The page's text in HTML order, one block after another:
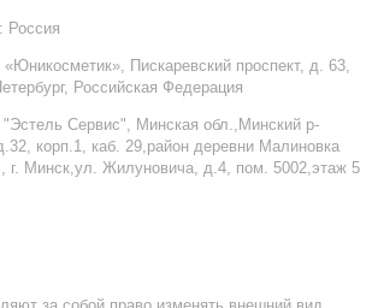
Россия
Пискаревский проспект, д. 63,
Российская Федерация
Сервис", Минская обл.,Минский р-
корп.1, каб. 29,район деревни Малиновка
г. Минск,ул. Жилуновича, д.4, пом. 5002,этаж 5